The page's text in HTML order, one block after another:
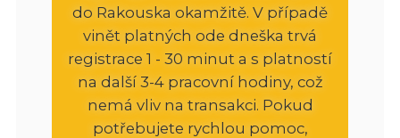
do Rakouska okamžitě. V případě
vinět platných ode dneška trvá
registrace 1 - 30 minut a s platností
na další 3-4 pracovní hodiny, což
nemá vliv na transakci. Pokud
potřebujete rychlou pomoc,